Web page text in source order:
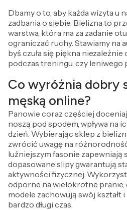
Dbamy o to, aby każda wizyta u
zadbania o siebie. Bielizna to
warstwa, która ma za zadanie
ograniczać ruchy. Stawiamy na
byś czuła się piękna niezależnie
podczas treningu, czy leniwego
Co wyróżnia dobry
męską online?
Panowie coraz częściej
noszą pod spodem, wpływa na
dzień. Wybierając sklep z
zwrócić uwagę na
luźniejszym fasonie zapewniają
dopasowane slipy gwarantują
aktywności fizycznej.
odporne na wielokrotne pranie,
modele zachowują swój kształt
bardzo długi czas.